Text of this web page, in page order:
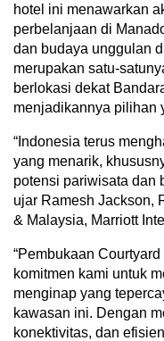
hotel ini menawarkan
perbelanjaan di
dan budaya unggulan
merupakan satu-
berlokasi dekat
menjadikannya pilihan
“Indonesia terus
yang menarik,
potensi pariwisata dan
ujar Ramesh Jackson,
& Malaysia, Marriott
“Pembukaan
komitmen kami untuk
menginap yang
kawasan ini. Dengan
konektivitas, dan